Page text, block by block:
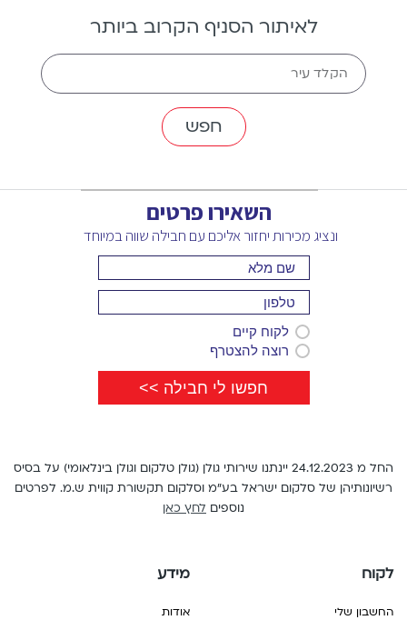
לאיתור הסניף הקרוב ביותר
The
nearest
הקלד עיר
לקוח קיים
רוצה להצטרף
השאירו פרטים
ונציג מכירות יחזור אליכם עם חבילה שווה במיוחד
החל מ 24.12.2023 יינתנו שירותי גולן (גולן טלקום וגולן בינלאומי) על בסיס
רשיונותיהן של סלקום ישראל בע"מ וסלקום תקשורת קווית ש.מ. לפרטים
נוספיםלחץ כאן
לקוח
החשבון שלי
מידע
אודות